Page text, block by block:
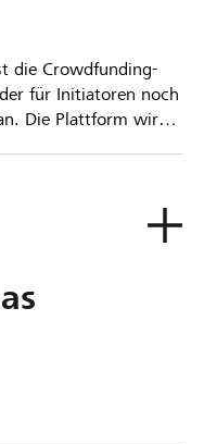
die Crowdfunding-
für Initiatoren noch
Die Plattform wird